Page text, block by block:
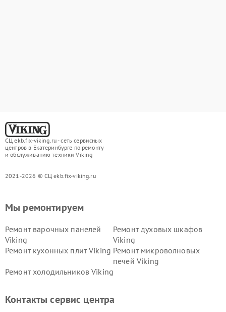
СЦ ekb.fix-viking.ru - сеть сервисных
центров в Екатеринбурге по ремонту
и обслуживанию техники Viking
2021-2026 © СЦ ekb.fix-viking.ru
Мы ремонтируем
Ремонт варочных панелей
Viking
Ремонт духовых шкафов
Viking
Ремонт кухонных плит Viking Ремонт микроволновых
печей Viking
Ремонт холодильников Viking
Контакты сервис центра